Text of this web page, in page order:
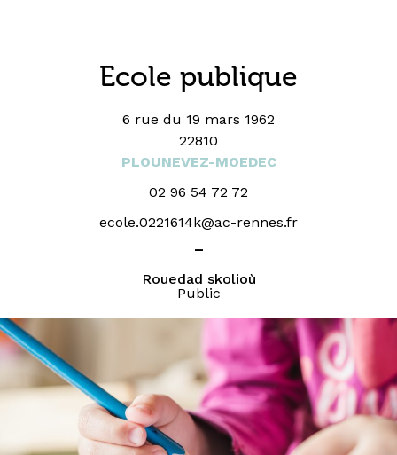
Ecole publique
6 rue du 19 mars 1962
22810
PLOUNEVEZ-MOEDEC
02 96 54 72 72
ecole.0221614k@ac-rennes.fr
Rouedad skolioù
Public